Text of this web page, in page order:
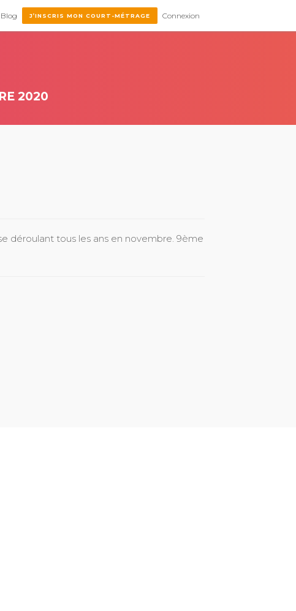
Blog J’INSCRIS MON COURT-MÉTRAGE Connexion
2020
déroulant tous les ans en novembre. 9ème